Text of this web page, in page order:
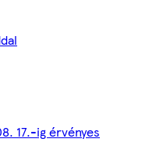
17.-ig érvényes